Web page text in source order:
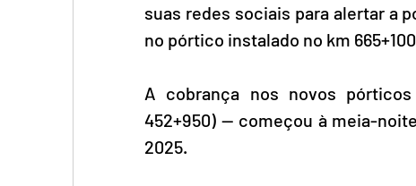
suas redes sociais para alertar a
no pórtico instalado no km
A cobrança nos novos
452+950) — começou à meia-
2025.